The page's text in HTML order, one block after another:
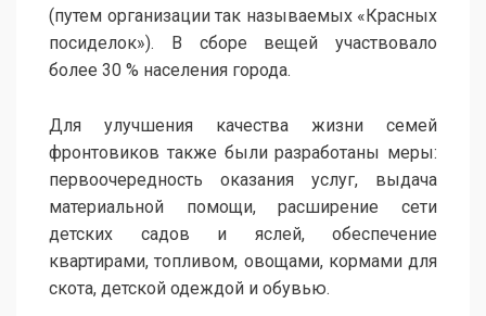
(путем организации так называемых «Красных
посиделок»). В сборе вещей участвовало
более 30 % населения города.
Для улучшения качества жизни семей
фронтовиков также были разработаны меры:
первоочередность оказания услуг, выдача
материальной помощи, расширение сети
детских садов и яслей, обеспечение
квартирами, топливом, овощами, кормами для
скота, детской одеждой и обувью.